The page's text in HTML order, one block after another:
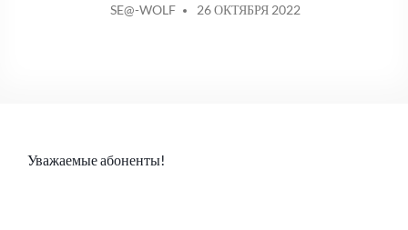
ОТ
SE@-WOLF 26 ОКТЯБРЯ 2022
Уважаемые абоненты!